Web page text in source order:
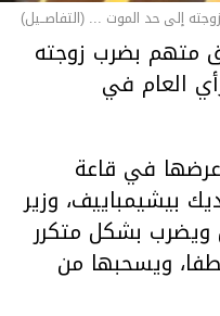
إلى حد الموت ... (التفاصــيل)
متهم بضرب زوجته
العام في
في قاعة
بيشيمباييف، وزير
ويضرب بشكل متكرر
ويسحبها من